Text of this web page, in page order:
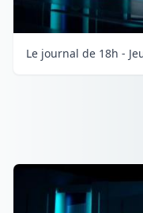
Le journal de 18h -